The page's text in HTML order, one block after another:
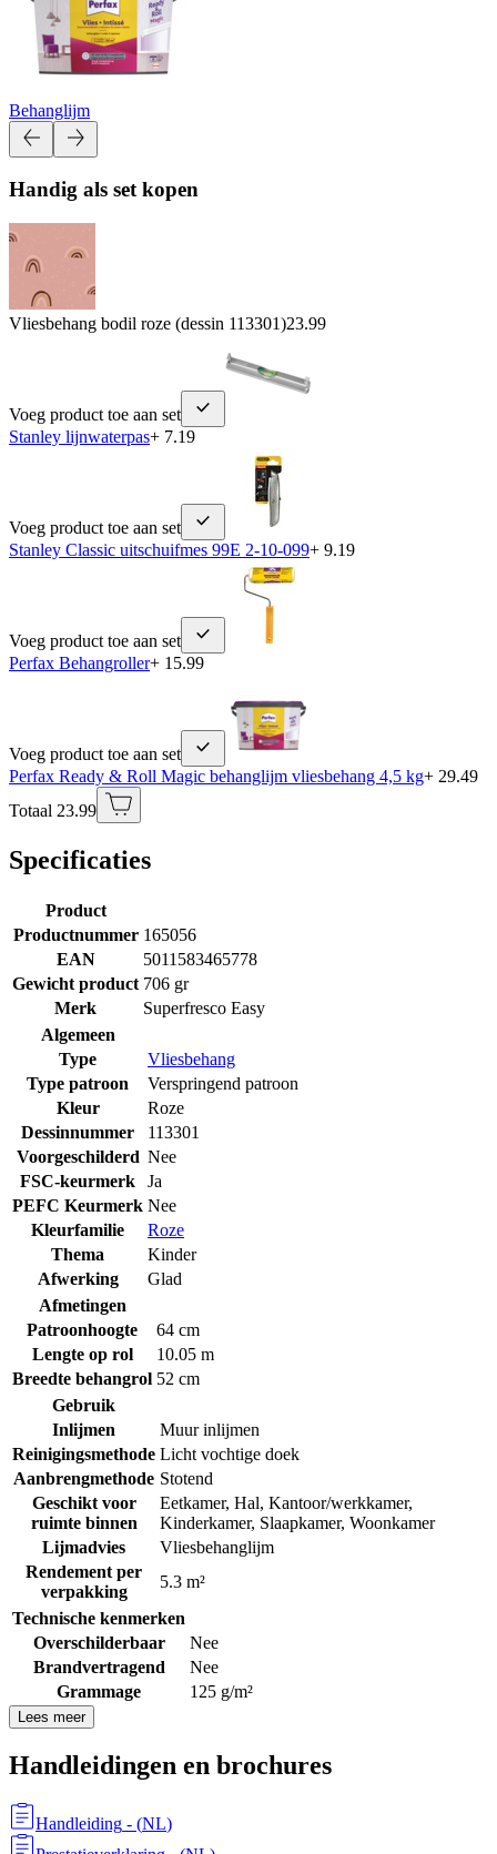
Behanglijm
Handig als set kopen
Vliesbehang bodil roze (dessin 113301)23.99
Voeg product toe aan set
Stanley lijnwaterpas+ 7.19
Voeg product toe aan set
Stanley Classic uitschuifmes 99E 2-10-099+ 9.19
Voeg product toe aan set
Perfax Behangroller+ 15.99
Voeg product toe aan set
Perfax Ready & Roll Magic behanglijm vliesbehang 4,5 kg+ 29.49
Totaal 23.99
Specificaties
Product
Productnummer 165056
EAN
5011583465778
Gewicht product 706 gr
Merk
Superfresco Easy
Algemeen
Type
Vliesbehang
Type patroon
Verspringend patroon
Kleur
Roze
Dessinnummer
113301
Voorgeschilderd Nee
FSC-keurmerk
Ja
PEFC Keurmerk Nee
Kleurfamilie
Roze
Thema
Kinder
Afwerking
Glad
Afmetingen
Patroonhoogte
64 cm
Lengte op rol
10.05 m
Breedte behangrol 52 cm
Gebruik
Inlijmen
Muur inlijmen
Reinigingsmethode Licht vochtige doek
Aanbrengmethode Stotend
Geschikt voor
ruimte binnen
Eetkamer, Hal, Kantoor/werkkamer,
Kinderkamer, Slaapkamer, Woonkamer
Lijmadvies
Vliesbehanglijm
Rendement per
verpakking
5.3 m²
Technische kenmerken
Overschilderbaar
Nee
Brandvertragend
Nee
Grammage
125 g/m²
Lees meer
Handleidingen en brochures
Handleiding - (NL)